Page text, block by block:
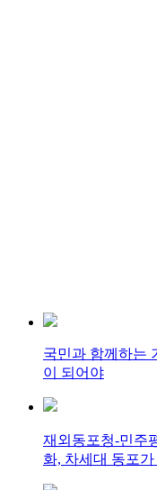
국민과 함께하는
이 되어야
재외동포청-민주
화, 차세대 동포